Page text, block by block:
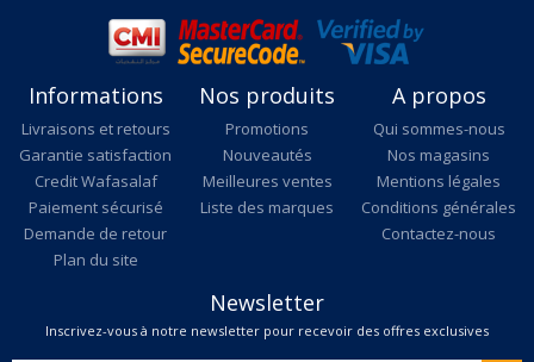
Informations
Livraisons et retours
Garantie satisfaction
Credit Wafasalaf
Paiement sécurisé
Demande de retour
Plan du site
Nos produits
Promotions
Nouveautés
Meilleures ventes
Liste des marques
A propos
Qui sommes-nous
Nos magasins
Mentions légales
Conditions générales
Contactez-nous
Newsletter
Inscrivez-vous à notre newsletter pour recevoir des offres exclusives